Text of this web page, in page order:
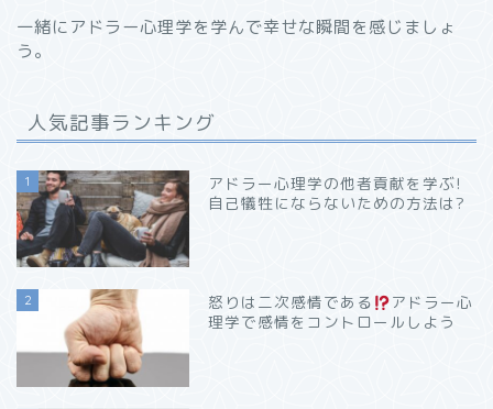
一緒にアドラー心理学を学んで幸せな瞬間を感じましょ
う。
人気記事ランキング
1
アドラー心理学の他者貢献を学ぶ!
自己犠牲にならないための方法は?
2 怒りは二次感情である
アドラー心
理学で感情をコントロールしよう